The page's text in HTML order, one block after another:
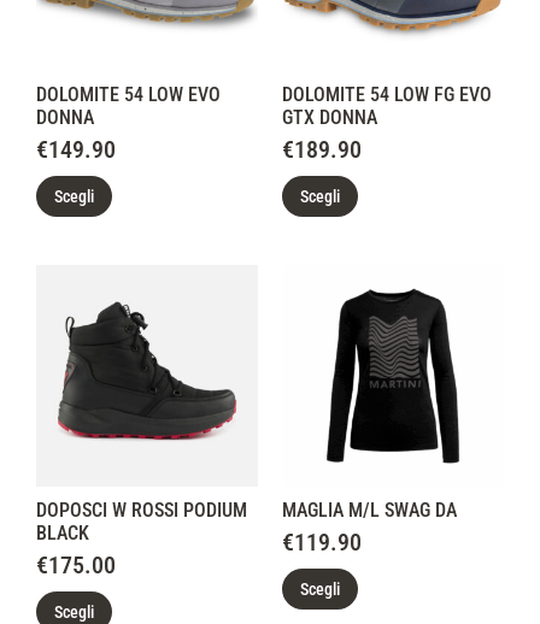
DOLOMITE 54 LOW EVO
DONNA
€149.90
Scegli
DOLOMITE 54 LOW FG EVO
GTX DONNA
€189.90
Scegli
DOPOSCI W ROSSI PODIUM
BLACK
€175.00
Scegli
MAGLIA M/L SWAG DA
€119.90
Scegli